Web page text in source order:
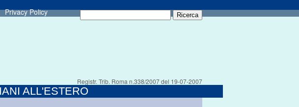
Privacy Policy
Registr. Trib. Roma n.338/2007 del 19-07-2007
ALL'ESTERO